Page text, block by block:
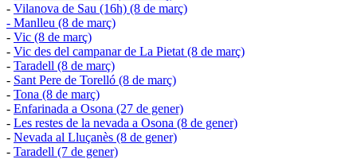
- Vilanova de Sau (16h) (8 de març)
- Manlleu (8 de març)
- Vic (8 de març)
- Vic des del campanar de La Pietat (8 de març)
- Taradell (8 de març)
- Sant Pere de Torelló (8 de març)
- Tona (8 de març)
- Enfarinada a Osona (27 de gener)
- Les restes de la nevada a Osona (8 de gener)
- Nevada al Lluçanès (8 de gener)
- Taradell (7 de gener)